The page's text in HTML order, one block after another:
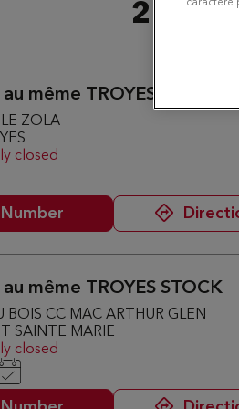
2 Du
même TROYES
ZOLA
closed
Number
même TROYES STOCK
BOIS CC MAC ARTHUR GLEN
SAINTE MARIE
closed
caractère